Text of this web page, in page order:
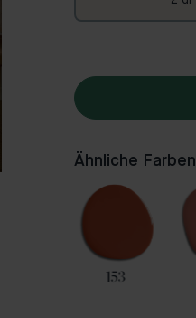
Ähnliche Farben
153